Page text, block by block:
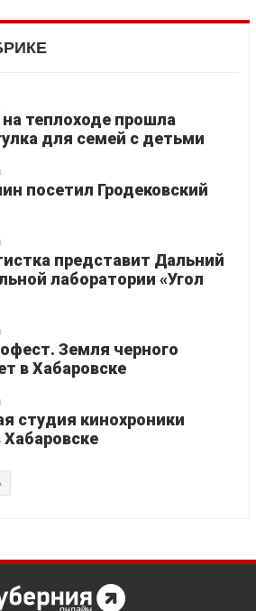
теплоходе прошла
для семей с детьми
посетил Гродековский
представит Дальний
лаборатории «Угол
Земля черного
в Хабаровске
студия кинохроники